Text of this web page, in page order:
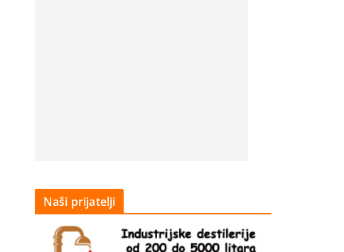
Naši prijatelji